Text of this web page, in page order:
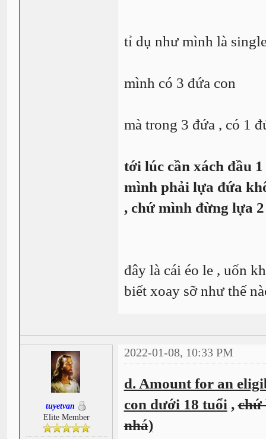
tỉ dụ như mình là
mình có 3 đứa con
mà trong 3 đứa , có 1
tới lúc cần xách đầu
mình phải lựa đứa
, chứ mình đừng lựa
đây là cái éo le , uốn
biết xoay sỡ như thế
tuyetvan
Elite Member
2022-01-08, 10:33 PM
d. Amount for an
con dưới 18 tuổi ,chứ
nhá)